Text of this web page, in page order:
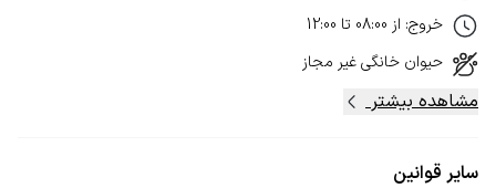
خروج: از 08:00 تا 12:00
حیوان خانگیغیر مجاز
مشاهده بیشتر
سایر قوانین